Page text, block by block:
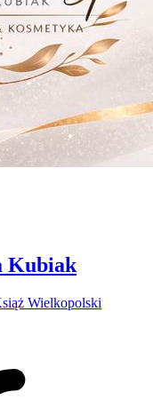
Kubiak
Wielkopolski